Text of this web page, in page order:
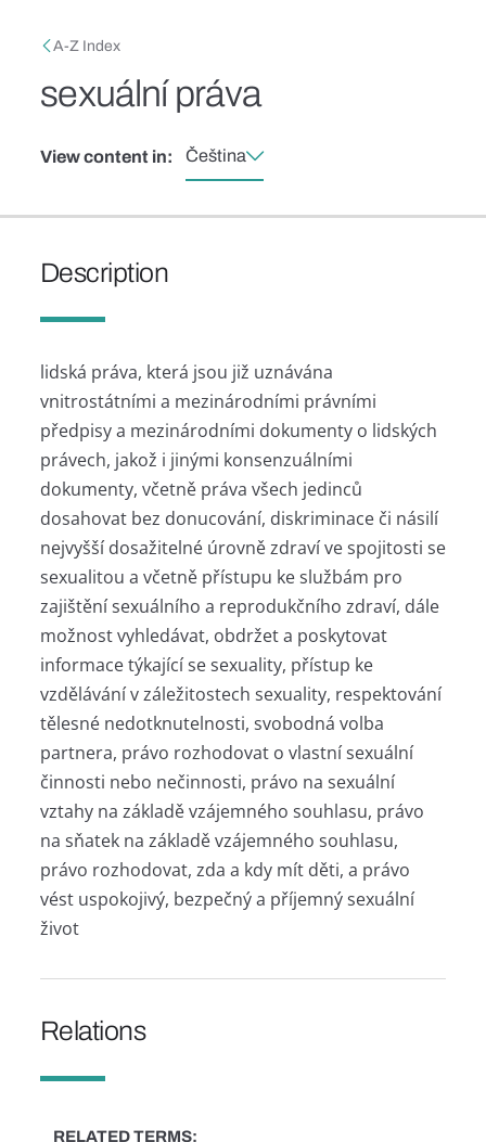
Breadcrumb
A-Z Index
sexuální práva
View content in: Čeština
Description
lidská práva, která jsou již uznávána
vnitrostátními a mezinárodními právními
předpisy a mezinárodními dokumenty o lidských
právech, jakož i jinými konsenzuálními
dokumenty, včetně práva všech jedinců
dosahovat bez donucování, diskriminace či násilí
nejvyšší dosažitelné úrovně zdraví ve spojitosti se
sexualitou a včetně přístupu ke službám pro
zajištění sexuálního a reprodukčního zdraví, dále
možnost vyhledávat, obdržet a poskytovat
informace týkající se sexuality, přístup ke
vzdělávání v záležitostech sexuality, respektování
tělesné nedotknutelnosti, svobodná volba
partnera, právo rozhodovat o vlastní sexuální
činnosti nebo nečinnosti, právo na sexuální
vztahy na základě vzájemného souhlasu, právo
na sňatek na základě vzájemného souhlasu,
právo rozhodovat, zda a kdy mít děti, a právo
vést uspokojivý, bezpečný a příjemný sexuální
život
Relations
RELATED TERMS